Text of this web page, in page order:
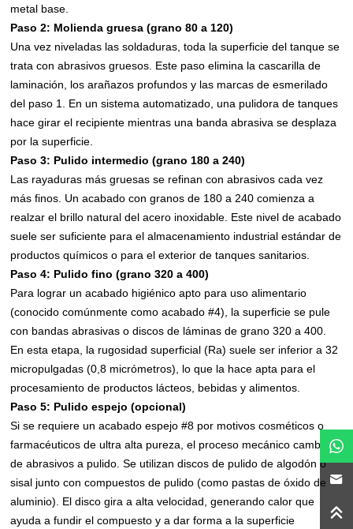
metal base.
Paso 2: Molienda gruesa (grano 80 a 120)
Una vez niveladas las soldaduras, toda la superficie del tanque se
trata con abrasivos gruesos. Este paso elimina la cascarilla de
laminación, los arañazos profundos y las marcas de esmerilado
del paso 1. En un sistema automatizado, una pulidora de tanques
hace girar el recipiente mientras una banda abrasiva se desplaza
por la superficie.
Paso 3: Pulido intermedio (grano 180 a 240)
Las rayaduras más gruesas se refinan con abrasivos cada vez
más finos. Un acabado con granos de 180 a 240 comienza a
realzar el brillo natural del acero inoxidable. Este nivel de acabado
suele ser suficiente para el almacenamiento industrial estándar de
productos químicos o para el exterior de tanques sanitarios.
Paso 4: Pulido fino (grano 320 a 400)
Para lograr un acabado higiénico apto para uso alimentario
(conocido comúnmente como acabado #4), la superficie se pule
con bandas abrasivas o discos de láminas de grano 320 a 400.
En esta etapa, la rugosidad superficial (Ra) suele ser inferior a 32
micropulgadas (0,8 micrómetros), lo que la hace apta para el
procesamiento de productos lácteos, bebidas y alimentos.
Paso 5: Pulido espejo (opcional)
Si se requiere un acabado espejo #8 por motivos cosméticos o
farmacéuticos de ultra alta pureza, el proceso mecánico cambia
de abrasivos a pulido. Se utilizan discos de pulido de algodón o
sisal junto con compuestos de pulido (como pastas de óxido de
aluminio). El disco gira a alta velocidad, generando calor que
ayuda a fundir el compuesto y a dar forma a la superficie